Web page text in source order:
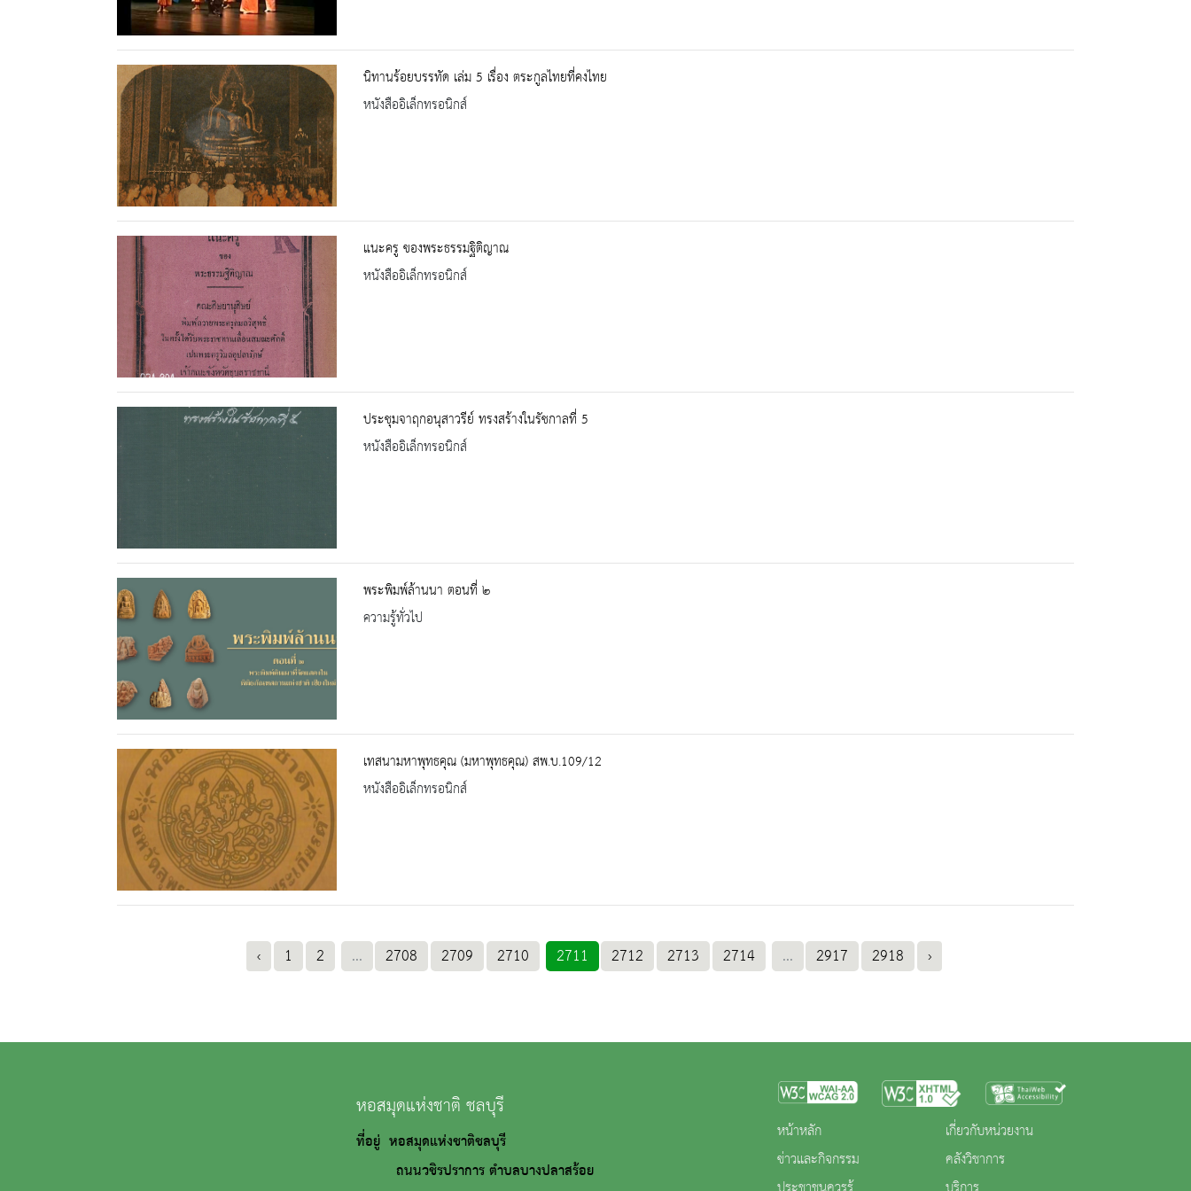
นิทานร้อยบรรทัด เล่ม 5 เรื่อง ตระกูลไทยที่คงไทย
หนังสืออิเล็กทรอนิกส์
แนะครู ของพระธรรมฐิติญาณ
หนังสืออิเล็กทรอนิกส์
ประชุมจาฤกอนุสาวรีย์ ทรงสร้างในรัชกาลที่ 5
หนังสืออิเล็กทรอนิกส์
พระพิมพ์ล้านนา ตอนที่ ๒
ความรู้ทั่วไป
เทสนามหาพุทธคุณ (มหาพุทธคุณ) สพ.บ.109/12
หนังสืออิเล็กทรอนิกส์
‹ 1 2 ... 2708 2709 2710 2711 2712 2713 2714 ... 2917 2918 ›
หอสมุดแห่งชาติ ชลบุรี
ที่อยู่ หอสมุดแห่งชาติชลบุรี
ถนนวชิรปราการ ตำบลบางปลาสร้อย
หน้าหลัก
ข่าวและกิจกรรม
เกี่ยวกับหน่วยงาน
คลังวิชาการ